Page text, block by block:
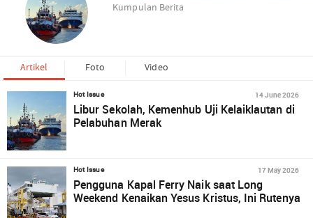
Kumpulan Berita
Artikel Foto Video
Hot Issue 14 June 2026
Libur Sekolah, Kemenhub Uji Kelaiklautan di
Pelabuhan Merak
Hot Issue 17 May 2026
Pengguna Kapal Ferry Naik saat Long
Weekend Kenaikan Yesus Kristus, Ini Rutenya